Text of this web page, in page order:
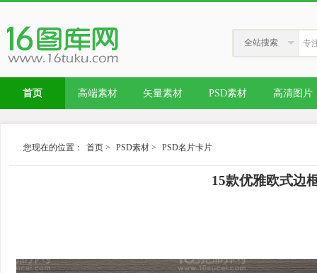
全站搜索
首页 高端素材 矢量素材 PSD素材 高清图片
您现在的位置： 首页 > PSD素材 > PSD名片卡片
15款优雅欧式边